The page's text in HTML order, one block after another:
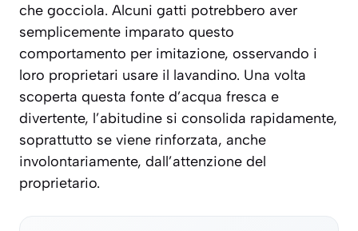
che gocciola. Alcuni gatti potrebbero aver
semplicemente imparato questo
comportamento per imitazione, osservando i
loro proprietari usare il lavandino. Una volta
scoperta questa fonte d’acqua fresca e
divertente, l’abitudine si consolida rapidamente,
soprattutto se viene rinforzata, anche
involontariamente, dall’attenzione del
proprietario.